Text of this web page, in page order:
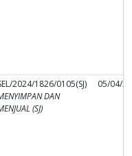
2024/1826/0105(SJ)
DAN
(SJ)
05/04/